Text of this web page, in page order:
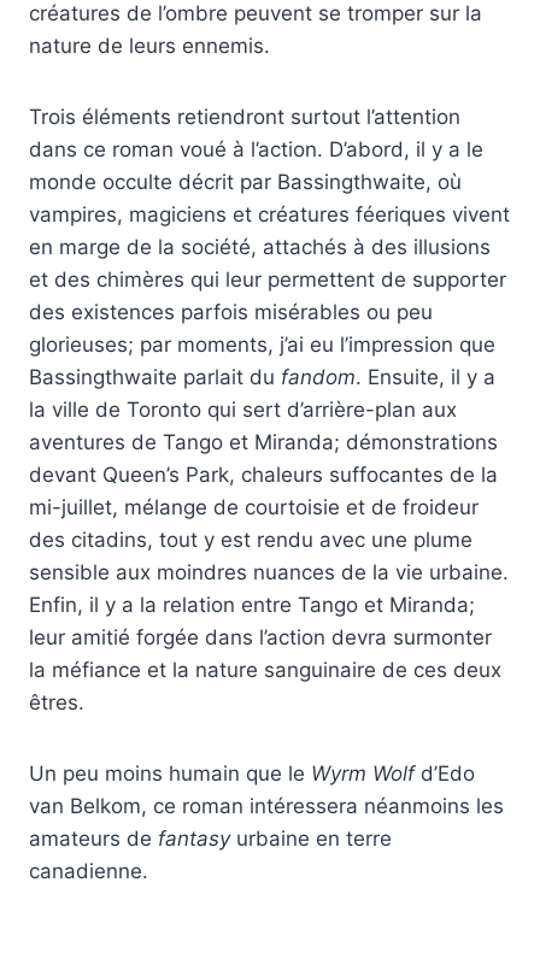
créatures de l’ombre peuvent se tromper sur la
nature de leurs ennemis.
Trois éléments retiendront surtout l’attention
dans ce roman voué à l’action. D’abord, il y a le
monde occulte décrit par Bassingthwaite, où
vampires, magiciens et créatures féeriques vivent
en marge de la société, attachés à des illusions
et des chimères qui leur permettent de supporter
des existences parfois misérables ou peu
glorieuses; par moments, j’ai eu l’impression que
Bassingthwaite parlait du fandom. Ensuite, il y a
la ville de Toronto qui sert d’arrière-plan aux
aventures de Tango et Miranda; démonstrations
devant Queen’s Park, chaleurs suffocantes de la
mi-juillet, mélange de courtoisie et de froideur
des citadins, tout y est rendu avec une plume
sensible aux moindres nuances de la vie urbaine.
Enfin, il y a la relation entre Tango et Miranda;
leur amitié forgée dans l’action devra surmonter
la méfiance et la nature sanguinaire de ces deux
êtres.
Un peu moins humain que le Wyrm Wolfd’Edo
van Belkom, ce roman intéressera néanmoins les
amateurs de fantasyurbaine en terre
canadienne.